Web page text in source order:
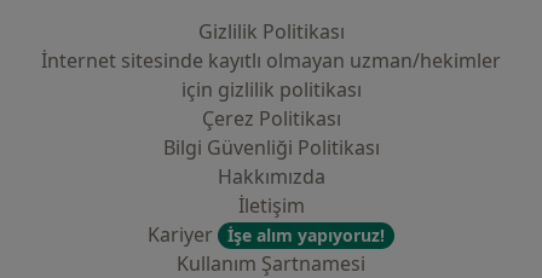
Gizlilik Politikası
İnternet sitesinde kayıtlı olmayan uzman/hekimler
i̇çin gizlilik politikası
Çerez Politikası
Bilgi Güvenliği Politikası
Hakkımızda
İletişim
Kariyer
İşe alım yapıyoruz!
Kullanım Şartnamesi